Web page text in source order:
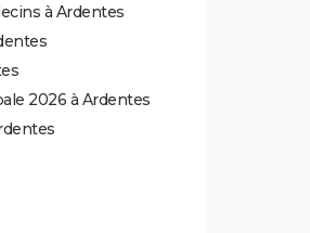
à Ardentes
2026 à Ardentes